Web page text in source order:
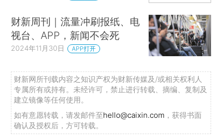
财新周刊｜流量冲刷报纸、电
视台、APP，新闻不会死
2024年11月30日 APP打开
财新网所刊载内容之知识产权为财新传媒及/或相关权利人
专属所有或持有。未经许可，禁止进行转载、摘编、复制及
建立镜像等任何使用。
如有意愿转载，请发邮件至hello@caixin.com ，获得书面
确认及授权后，方可转载。